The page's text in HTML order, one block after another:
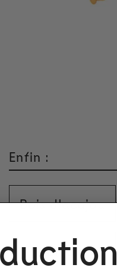
Enfin :
Bois d'acajou
Benjoin